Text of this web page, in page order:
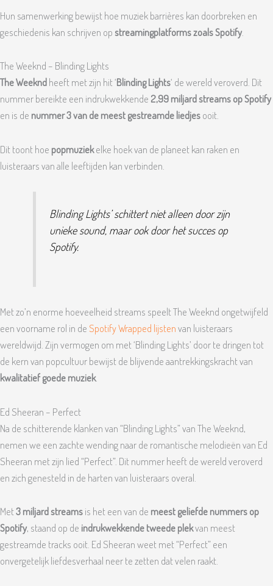
Hun samenwerking bewijst hoe muziek barrières kan doorbreken en
geschiedenis kan schrijven opstreamingplatforms zoals Spotify
The Weeknd – Blinding Lights
The Weekndheeft met zijn hit ‘Blinding Lights‘ de wereld veroverd. Dit
nummer bereikte een indrukwekkende 2,99 miljard streams op Spotify
en is de nummer 3 van de meest gestreamde liedjesooit.
Dit toont hoe popmuziekelke hoek van de planeet kan raken en
luisteraars van alle leeftijden kan verbinden.
Blinding Lights’ schittert niet alleen door zijn
unieke sound, maar ook door het succes op
Spotify.
Met zo’n enorme hoeveelheid streams speelt The Weeknd ongetwijfeld
een voorname rol in de Spotify Wrapped lijstenvan luisteraars
wereldwijd. Zijn vermogen om met ‘Blinding Lights’ door te dringen tot
de kern van popcultuur bewijst de blijvende aantrekkingskracht van
kwalitatief goede muziek.
Ed Sheeran – Perfect
Na de schitterende klanken van “Blinding Lights” van The Weeknd,
nemen we een zachte wending naar de romantische melodieën van Ed
Sheeran met zijn lied “Perfect”. Dit nummer heeft de wereld veroverd
en zich genesteld in de harten van luisteraars overal.
Met3 miljard streamsis het een van de meest geliefde nummers op
Spotify, staand op de indrukwekkende tweede plekvan meest
gestreamde tracks ooit. Ed Sheeran weet met “Perfect” een
onvergetelijk liefdesverhaal neer te zetten dat velen raakt.